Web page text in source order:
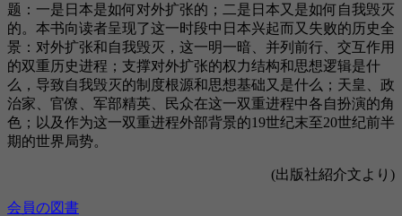
题：一是日本是如何对外扩张的；二是日本又是如何自我毁灭
的。本书向读者呈现了这一时段中日本兴起而又失败的历史全
景：对外扩张和自我毁灭，这一明一暗、并列前行、交互作用
的双重历史进程；支撑对外扩张的权力结构和思想逻辑是什
么，导致自我毁灭的制度根源和思想基础又是什么；天皇、政
治家、官僚、军部精英、民众在这一双重进程中各自扮演的角
色；以及作为这一双重进程外部背景的19世纪末至20世纪前半
期的世界局势。
(出版社紹介文より)
投
カ
会員の図書